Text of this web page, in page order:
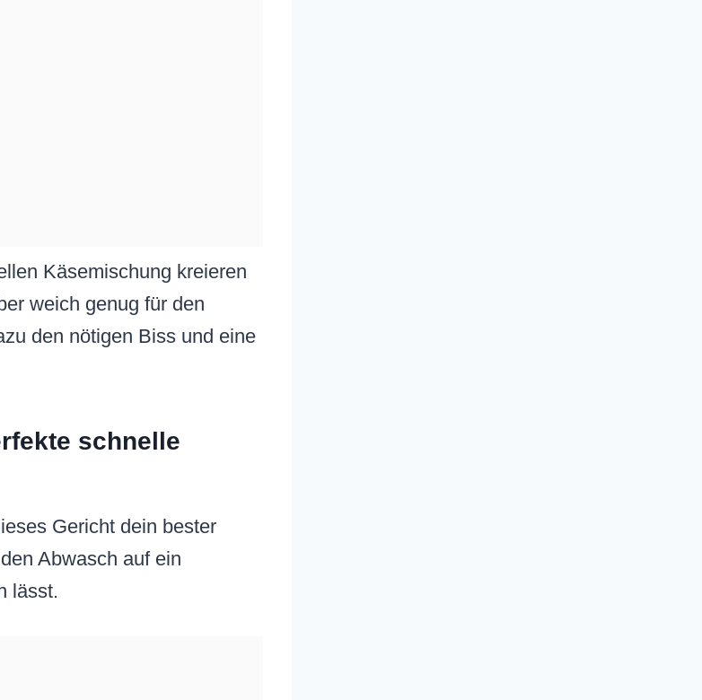
Käsemischung kreieren
weich genug für den
den nötigen Biss und eine
schnelle
Gericht dein bester
Abwasch auf ein
lässt.